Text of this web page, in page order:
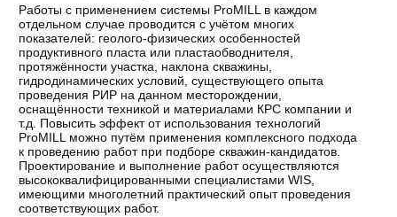
Работы с применением системы ProMILL в каждом
отдельном случае проводится с учётом многих
показателей: геолого-физических особенностей
продуктивного пласта или пластаобводнителя,
протяжённости участка, наклона скважины,
гидродинамических условий, существующего опыта
проведения РИР на данном месторождении,
оснащённости техникой и материалами КРС компании и
т.д. Повысить эффект от использования технологий
ProMILL можно путём применения комплексного подхода
к проведению работ при подборе скважин-кандидатов.
Проектирование и выполнение работ осуществляются
высококвалифицированными специалистами WIS,
имеющими многолетний практический опыт проведения
соответствующих работ.